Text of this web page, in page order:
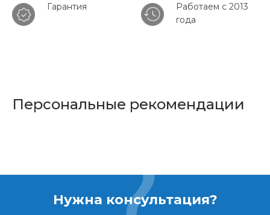
Гарантия
Работаем с 2013
года
Персональные рекомендации
Нужна консультация?